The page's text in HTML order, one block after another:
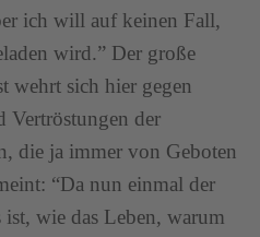
ich will auf keinen Fall,
wird.” Der große
wehrt sich hier gegen
Vertröstungen der
die ja immer von Geboten
“Da nun einmal der
wie das Leben, warum